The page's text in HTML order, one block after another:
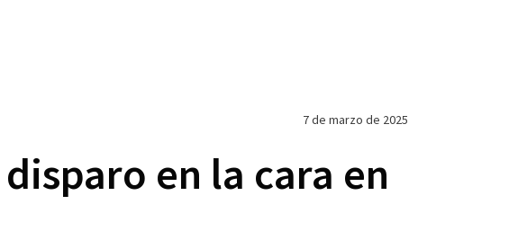
7 de marzo de 2025
en la cara en